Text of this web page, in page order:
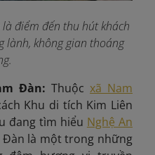
điểm đến thu hút khách
lành, không gian thoáng
Đàn: Thuộc xã Nam
Khu di tích Kim Liên
đang tìm hiểu Nghệ An
Đàn là một trong những